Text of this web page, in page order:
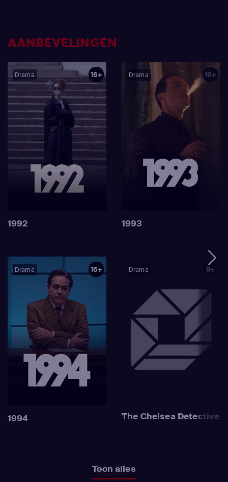
AANBEVELINGEN
Drama 16+
1992
Drama 16+
1993
Drama 16+
1994
Drama 9+
The Chelsea Detective
Toon alles